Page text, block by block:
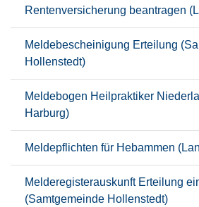
Rentenversicherung beantragen
Meldebescheinigung Erteilung
Hollenstedt)
Meldebogen Heilpraktiker
Harburg)
Meldepflichten für Hebammen
Melderegisterauskunft Erteilung
(Samtgemeinde Hollenstedt)